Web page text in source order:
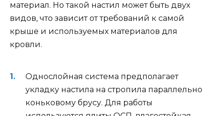
материал. Но такой настил может быть двух
видов, что зависит от требований к самой
крыше и используемых материалов для
кровли.
Однослойная система предполагает
укладку настила на стропила параллельно
коньковому брусу. Для работы